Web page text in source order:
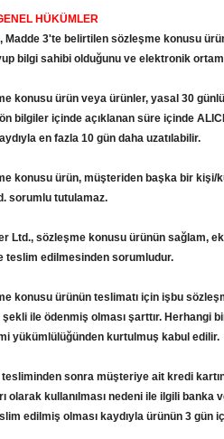
HÜKÜMLER
Madde 3'te belirtilen sözleşme konusu
bilgi sahibi olduğunu ve elektronik
konusu ürün veya ürünler, yasal 30
ön bilgiler içinde açıklanan süre içinde
en fazla 10 gün daha uzatılabilir.
konusu ürün, müşteriden başka bir
sorumlu tutulamaz.
Ltd., sözleşme konusu ürünün sağlam,
teslim edilmesinden sorumludur.
konusu ürünün teslimatı için işbu
ile ödenmiş olması şarttır. Herhangi
yükümlülüğünden kurtulmuş kabul edilir.
tesliminden sonra müşteriye ait kredi
olarak kullanılması nedeni ile ilgili
edilmiş olması kaydıyla ürünün 3